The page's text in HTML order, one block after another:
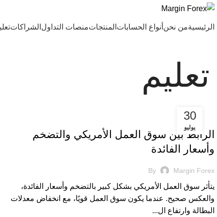
الرئيسيةمن نحن أنواع الحسابات المنتجاتمنصات التداول الشراكات
تعليم
30
يوليو
الرابط بين سوق العمل الأمريكي والتضخم
وأسعار الفائدة
By Margin Forex
يتأثر سوق العمل الأمريكي بشكل كبير بالتضخم وأسعار الفائدة،
والعكس صحيح. عندما يكون سوق العمل قويًا، مع انخفاض معدلات
البطالة وارتفاع ال...